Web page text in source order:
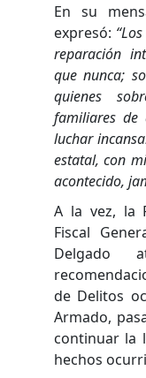
En su
expresó:
reparación
que nunca;
quienes
familiares de
luchar
estatal, con
acontecido,
A la vez, la
Fiscal
Delgado
de Delitos
Armado,
continuar la
hechos